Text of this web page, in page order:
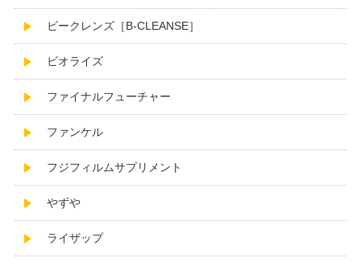
ビークレンズ［B-CLEANSE］
ビオライズ
ファイナルフューチャー
ファンケル
フジフィルムサプリメント
やずや
ライザップ